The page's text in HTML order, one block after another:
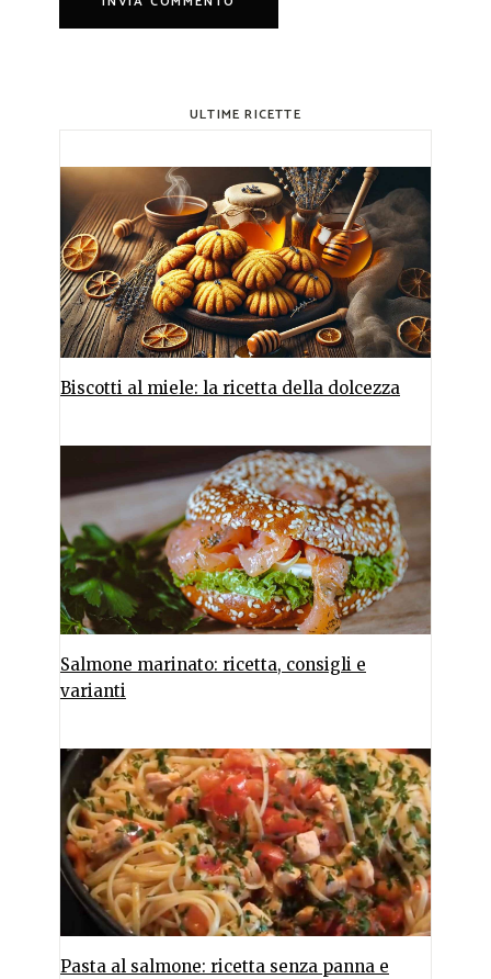
ULTIME RICETTE
Biscotti al miele: la ricetta della dolcezza
Salmone marinato: ricetta, consigli e
varianti
Pasta al salmone: ricetta senza panna e